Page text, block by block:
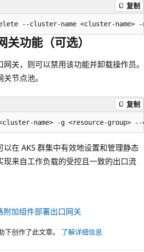
复制
功能（可选）
关，则可以禁用该功能并卸载操作员。
节点池。
复制
在 AKS 群集中有效地设置和管理静态
现来自工作负载的受控且一致的出口流
加组件部署出口网关
下创作了此文章。 了解详细信息